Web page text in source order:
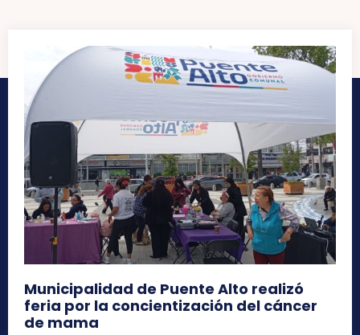
Municipalidad de Puente Alto realizó
feria por la concientización del cáncer
de mama